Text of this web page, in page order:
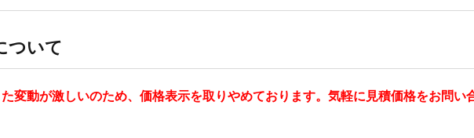
ついて
変動が激しいのため、価格表示を取りやめております。気軽に見積価格をお問い